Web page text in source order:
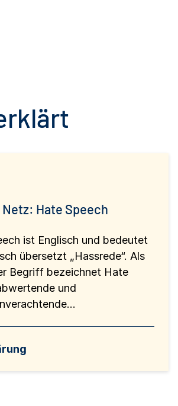
Netz: Hate Speech
ist Englisch und bedeutet
übersetzt „Hassrede“. Als
Begriff bezeichnet Hate
und